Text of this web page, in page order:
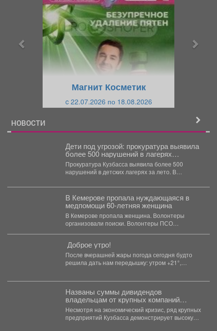
Магнит Косметик
c 22.07.2026 по 18.08.2026
НОВОСТИ
Дети под угрозой: прокуратура выявила
более 500 нарушений в лагерях
Кузбасса
Прокуратура Кузбасса выявила более 500
нарушений в детских лагерях за лето. В
В Кемерове пропала нуждающаяся в
медпомощи 60-летняя женщина
В Кемерове пропала женщина. Волонтеры
организовали поиски. Волонтеры ПСО
Доброе утро!
После вчерашней жары погода сегодня будто
решила дать нам передышку: утром +21°,
Названы суммы дивидендов
владельцам от крупных компаний
Кузбасса
Несмотря на экономический кризис, ряд крупных
предприятий Кузбасса демонстрирует высокую